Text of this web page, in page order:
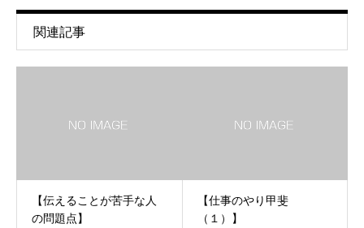
関連記事
【伝えることが苦手な人
の問題点】
【仕事のやり甲斐
（１）】